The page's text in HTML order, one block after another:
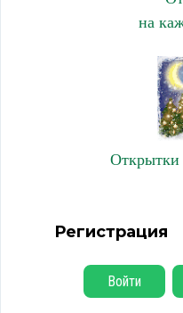
на
Открытки
Регистрация
Войти